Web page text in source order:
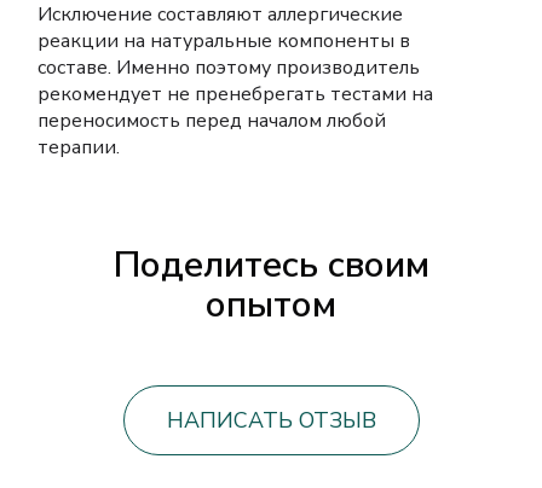
Исключение составляют аллергические
реакции на натуральные компоненты в
составе. Именно поэтому производитель
рекомендует не пренебрегать тестами на
переносимость перед началом любой
терапии.
Поделитесь своим
опытом
НАПИСАТЬ ОТЗЫВ